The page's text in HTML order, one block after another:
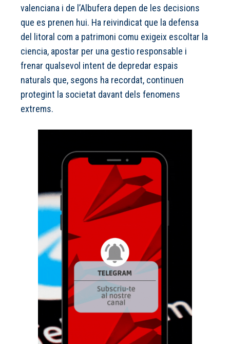
valenciana i de l’Albufera depen de les decisions
que es prenen hui. Ha reivindicat que la defensa
del litoral com a patrimoni comu exigeix escoltar la
ciencia, apostar per una gestio responsable i
frenar qualsevol intent de depredar espais
naturals que, segons ha recordat, continuen
protegint la societat davant dels fenomens
extrems.